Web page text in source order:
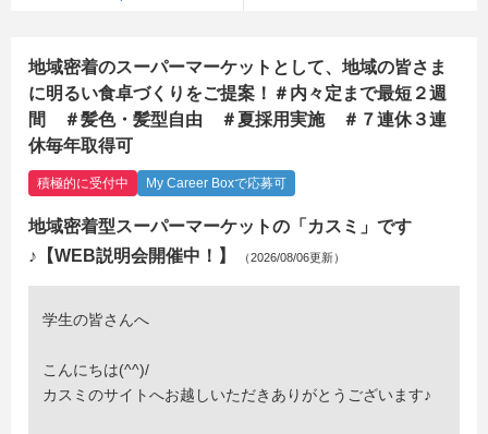
地域密着のスーパーマーケットとして、地域の皆さま
に明るい食卓づくりをご提案！＃内々定まで最短２週
間 ＃髪色・髪型自由 ＃夏採用実施 ＃７連休３連
休毎年取得可
積極的に受付中 My Career Boxで応募可
地域密着型スーパーマーケットの「カスミ」です
♪【WEB説明会開催中！】
（2026/08/06更新）
学生の皆さんへ
こんにちは(^^)/
カスミのサイトへお越しいただきありがとうございます♪